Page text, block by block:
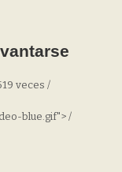
veces /
blue.gif"> /